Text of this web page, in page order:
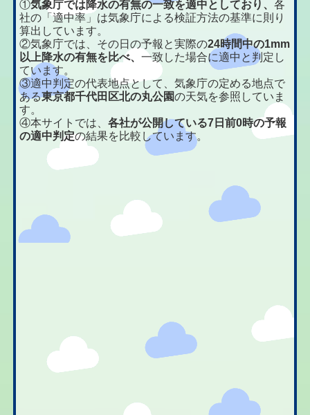
①気象庁では降水の有無の一致を適中としており、各
社の「適中率」は気象庁による検証方法の基準に則り
算出しています。
②気象庁では、その日の予報と実際の24時間中の1mm
以上降水の有無を比べ、一致した場合に適中と判定し
ています。
③適中判定の代表地点として、気象庁の定める地点で
ある東京都千代田区北の丸公園の天気を参照していま
す。
④本サイトでは、各社が公開している7日前0時の予報
の適中判定の結果を比較しています。